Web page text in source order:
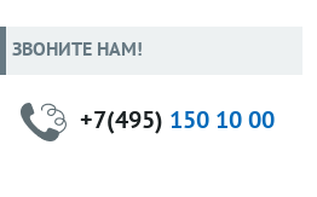
ЗВОНИТЕ НАМ!
+7(495) 150 10 00